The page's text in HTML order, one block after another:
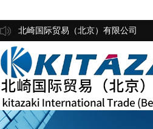
北崎国际贸易（北京）有限公司